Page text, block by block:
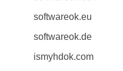
softwareok.eu
softwareok.de
ismyhdok.com